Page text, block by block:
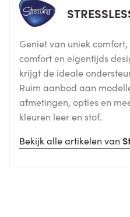
Geniet van uniek
comfort en eigentijds
krijgt de ideale
Ruim aanbod aan
afmetingen, opties en
kleuren leer en stof.
Bekijk alle artikelen van